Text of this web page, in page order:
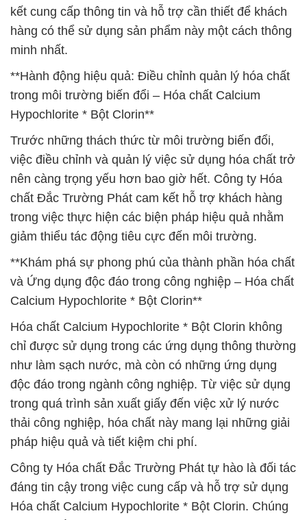
kết cung cấp thông tin và hỗ trợ cần thiết để khách
hàng có thể sử dụng sản phẩm này một cách thông
minh nhất.
**Hành động hiệu quả: Điều chỉnh quản lý hóa chất
trong môi trường biến đổi – Hóa chất Calcium
Hypochlorite * Bột Clorin**
Trước những thách thức từ môi trường biến đổi,
việc điều chỉnh và quản lý việc sử dụng hóa chất trở
nên càng trọng yếu hơn bao giờ hết. Công ty Hóa
chất Đắc Trường Phát cam kết hỗ trợ khách hàng
trong việc thực hiện các biện pháp hiệu quả nhằm
giảm thiểu tác động tiêu cực đến môi trường.
**Khám phá sự phong phú của thành phần hóa chất
và Ứng dụng độc đáo trong công nghiệp – Hóa chất
Calcium Hypochlorite * Bột Clorin**
Hóa chất Calcium Hypochlorite * Bột Clorin không
chỉ được sử dụng trong các ứng dụng thông thường
như làm sạch nước, mà còn có những ứng dụng
độc đáo trong ngành công nghiệp. Từ việc sử dụng
trong quá trình sản xuất giấy đến việc xử lý nước
thải công nghiệp, hóa chất này mang lại những giải
pháp hiệu quả và tiết kiệm chi phí.
Công ty Hóa chất Đắc Trường Phát tự hào là đối tác
đáng tin cậy trong việc cung cấp và hỗ trợ sử dụng
Hóa chất Calcium Hypochlorite * Bột Clorin. Chúng